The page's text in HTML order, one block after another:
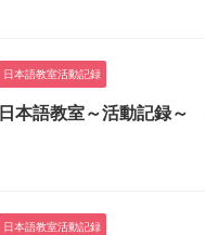
日本語教室活動記録
日本語教室～活動記録
日本語教室活動記録